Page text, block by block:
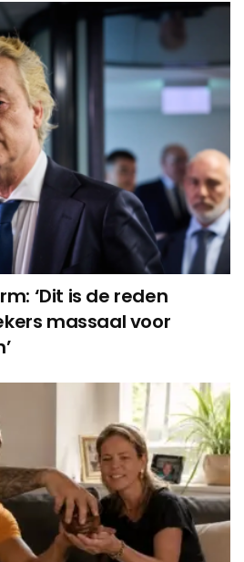
‘Dit is de reden
massaal voor